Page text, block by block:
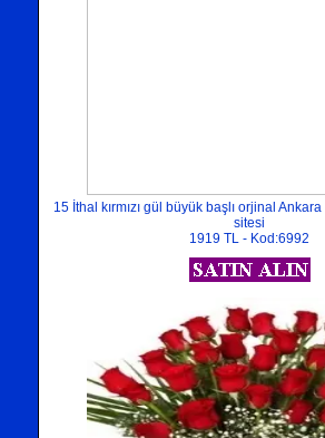
15 İthal kırmızı gül büyük başlı orjinal
sitesi
1919 TL - Kod:6992